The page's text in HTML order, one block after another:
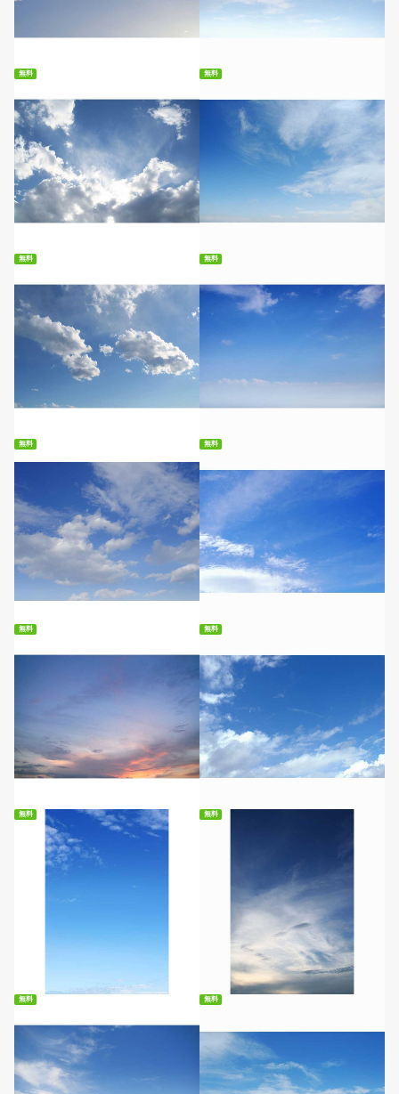
無料ダウンロード
無料
無料ダウンロード
無料
無料ダウンロード
無料 無料
無料
無料ダウンロード
無料
無料ダウンロード
無料
無料ダウンロード
無料
無料ダウンロード
無料 無料
無料ダウンロード
無料 無料